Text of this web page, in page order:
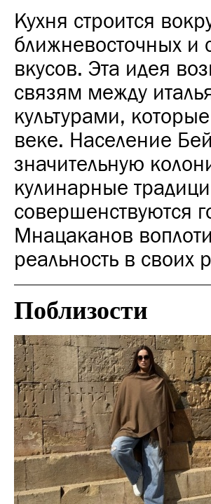
Кухня строится
ближневосточных и
вкусов. Эта идея
связям между
культурами,
веке. Население
значительную
кулинарные
совершенствуются
Мнацаканов
реальность в своих
Поблизости
Guide